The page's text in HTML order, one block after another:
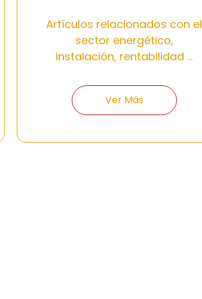
Artículos relacionados con el
sector energético,
instalación, rentabilidad …
Ver Más